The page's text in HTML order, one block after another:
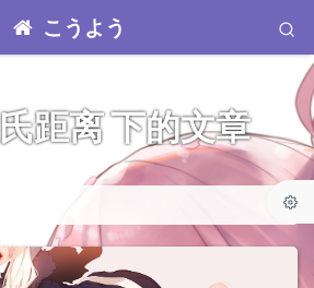
こうよう
距离 下的文章